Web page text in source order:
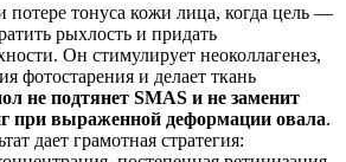
потере тонуса кожи лица, когда цель —
рыхлость и придать
Он стимулирует неоколлагенез,
фотостарения и делает ткань
не подтянет SMAS и не заменит
при выраженной деформации овала.
дает грамотная стратегия: